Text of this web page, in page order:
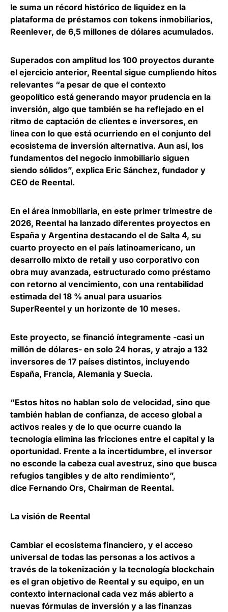
le suma un récord histórico de liquidez en la
plataforma de préstamos con tokens inmobiliarios,
Reenlever, de 6,5 millones de dólares acumulados.
Superados con amplitud los 100 proyectos durante
el ejercicio anterior, Reental sigue cumpliendo hitos
relevantes “a pesar de que el contexto
geopolítico está generando mayor prudencia en la
inversión, algo que también se ha reflejado en el
ritmo de captación de clientes e inversores, en
línea con lo que está ocurriendo en el conjunto del
ecosistema de inversión alternativa. Aun así, los
fundamentos del negocio inmobiliario siguen
siendo sólidos”, explica Eric Sánchez, fundador y
CEO de Reental.
En el área inmobiliaria, en este primer trimestre de
2026, Reental ha lanzado diferentes proyectos en
España y Argentina destacando el de Salta 4, su
cuarto proyecto en el país latinoamericano, un
desarrollo mixto de retail y uso corporativo con
obra muy avanzada, estructurado como préstamo
con retorno al vencimiento, con una rentabilidad
estimada del 18 % anual para usuarios
SuperReentel y un horizonte de 10 meses.
Este proyecto, se financió íntegramente -casi un
millón de dólares- en solo 24 horas, y atrajo a 132
inversores de 17 países distintos, incluyendo
España, Francia, Alemania y Suecia.
“Estos hitos no hablan solo de velocidad, sino que
también hablan de confianza, de acceso global a
activos reales y de lo que ocurre cuando la
tecnología elimina las fricciones entre el capital y la
oportunidad. Frente a la incertidumbre, el inversor
no esconde la cabeza cual avestruz, sino que busca
refugios tangibles y de alto rendimiento”,
dice Fernando Ors, Chairman de Reental.
La visión de Reental
Cambiar el ecosistema financiero, y el acceso
universal de todas las personas a los activos a
través de la tokenización y la tecnología blockchain
es el gran objetivo de Reental y su equipo, en un
contexto internacional cada vez más abierto a
nuevas fórmulas de inversión y a las finanzas